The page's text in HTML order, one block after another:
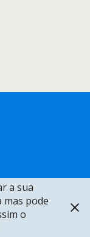
a sua
mas pode
o